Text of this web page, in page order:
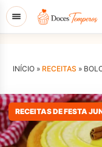
INÍCIO » RECEITAS »
RECEITAS DE FESTA